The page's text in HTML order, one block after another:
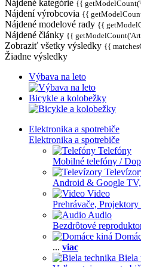
Nájdené kategórie {{
Nájdení výrobcovia {{
Nájdené modelové rady {{
Nájdené články {{
Zobraziť všetky výsledky {{
Žiadne výsledky
Výbava na leto
Bicykle a kolobežky
Elektronika a spotrebiče
Elektronika a spotrebiče
Telefóny
Mobilné telefóny /
Android & Google TV,
Video
Prehrávače, Projektory
Audio
Bezdrôtové
... viac
Biela